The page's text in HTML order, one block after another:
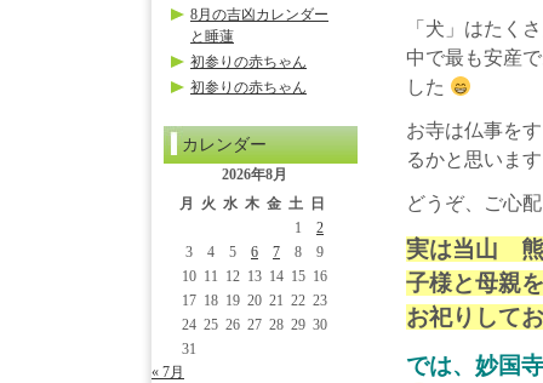
「犬」はたく
中で最も安産
した
お寺は仏事を
るかと思いま
どうぞ、ご心
実は当山 熊
子様と母親
お祀りして
では、妙国
8月の吉凶カレンダー
と睡蓮
初参りの赤ちゃん
初参りの赤ちゃん
カレンダー
2026年8月
月
火 水 木 金 土
日
1
2
3
4 5 6 7 8
9
10 11 12 13 14 15 16
17 18 19 20 21 22 23
24 25 26 27 28 29 30
31
« 7月